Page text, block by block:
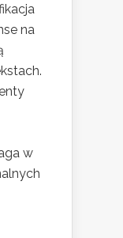
na
w